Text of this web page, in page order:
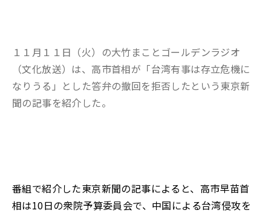
１１月１１日（火）の大竹まことゴールデンラジオ
（文化放送）は、高市首相が「台湾有事は存立危機に
なりうる」とした答弁の撤回を拒否したという東京新
聞の記事を紹介した。
番組で紹介した東京新聞の記事によると、高市早苗首
相は10日の衆院予算委員会で、中国による台湾侵攻を